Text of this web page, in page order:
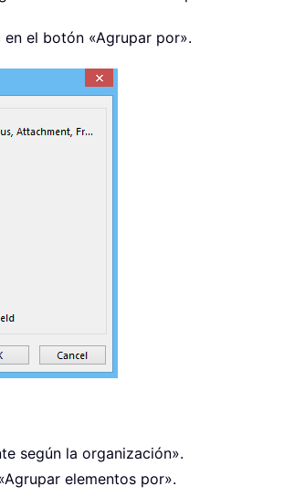
el botón «Agrupar por».
según la organización».
elementos por».